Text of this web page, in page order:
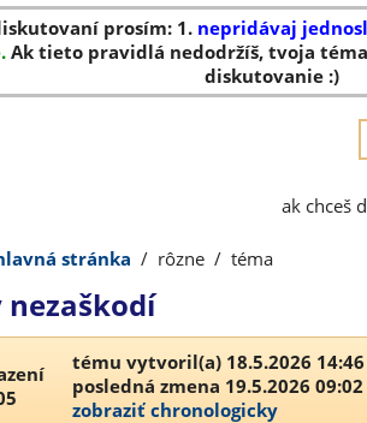
prosím: 1. nepridávaj
Ak tieto pravidlá nedodržíš, tvoja
diskutovanie :)
ak chceš
stránka / rôzne / téma
tému vytvoril(a) 18.5.2026 14:46
posledná zmena 19.5.2026 09:02
zobraziť chronologicky